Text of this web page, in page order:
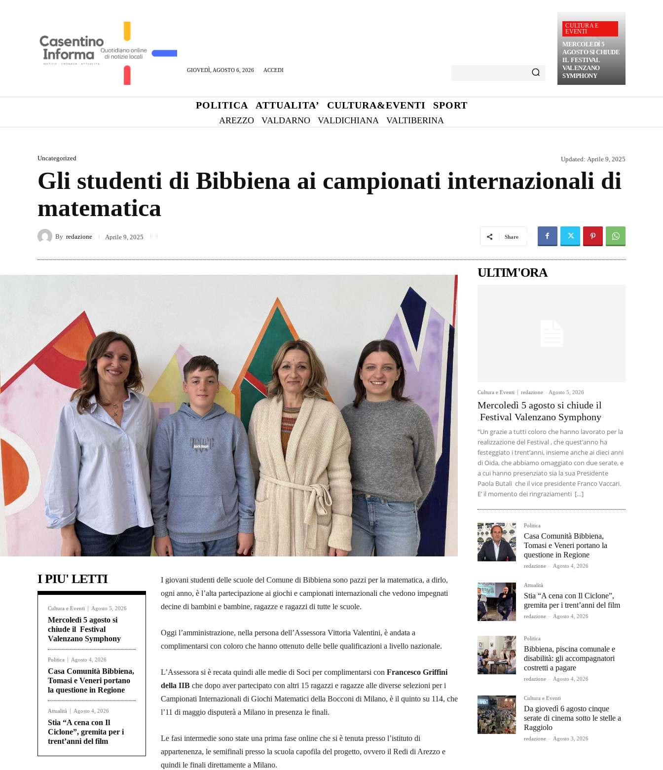
GIOVEDÌ, AGOSTO 6, 2026 ACCEDI
CULTURA E
EVENTI
MERCOLEDÌ 5
AGOSTO SI CHIUDE
IL FESTIVAL
VALENZANO
SYMPHONY
POLITICA ATTUALITA’ CULTURA&EVENTI SPORT
AREZZO VALDARNO VALDICHIANA VALTIBERINA
Uncategorized Updated: Aprile 9, 2025
Gli studenti di Bibbiena ai campionati internazionali di
matematica
By redazione Aprile 9, 2025 Share
I PIU' LETTI
Cultura e Eventi Agosto 5, 2026
Mercoledì 5 agosto si
chiude il Festival
Valenzano Symphony
Politica Agosto 4, 2026
Casa Comunità Bibbiena,
Tomasi e Veneri portano
la questione in Regione
Attualità Agosto 4, 2026
Stia “A cena con Il
Ciclone”, gremita per i
trent’anni del film
I giovani studenti delle scuole del Comune di Bibbiena sono pazzi per la matematica, a dirlo,
ogni anno, è l’alta partecipazione ai giochi e campionati internazionali che vedono impegnati
decine di bambini e bambine, ragazze e ragazzi di tutte le scuole.
Oggi l’amministrazione, nella persona dell’Assessora Vittoria Valentini, è andata a
complimentarsi con coloro che hanno ottenuto delle belle qualificazioni a livello nazionale.
L’Assessora si è recata quindi alle medie di Soci per complimentarsi con Francesco Griffini
della IIB che dopo aver partecipato con altri 15 ragazzi e ragazze alle diverse selezioni per i
Campionati Internazionali di Giochi Matematici della Bocconi di Milano, è il quinto su 114, che
l’11 di maggio disputerà a Milano in presenza le finali.
Le fasi intermedie sono state una prima fase online che si è tenuta presso l’istituto di
appartenenza, le semifinali presso la scuola capofila del progetto, ovvero il Redi di Arezzo e
quindi le finali direttamente a Milano.
ULTIM'ORA
Cultura e Eventi redazione - Agosto 5, 2026
Mercoledì 5 agosto si chiude il
Festival Valenzano Symphony
“Un grazie a tutti coloro che hanno lavorato per la
realizzazione del Festival , che quest’anno ha
festeggiato i trent’anni, insieme anche ai dieci anni
di Oida, che abbiamo omaggiato con due serate, e
a cui hanno presenziato sia la sua Presidente
Paola Butali che il vice presidente Franco Vaccari.
E’ il momento dei ringraziamenti […]
Politica
Casa Comunità Bibbiena,
Tomasi e Veneri portano la
questione in Regione
redazione - Agosto 4, 2026
Attualità
Stia “A cena con Il Ciclone”,
gremita per i trent’anni del film
redazione - Agosto 4, 2026
Politica
Bibbiena, piscina comunale e
disabilità: gli accompagnatori
costretti a pagare
redazione - Agosto 4, 2026
Cultura e Eventi
Da giovedì 6 agosto cinque
serate di cinema sotto le stelle a
Raggiolo
redazione - Agosto 3, 2026